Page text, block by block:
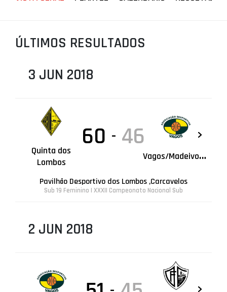
LIGA BETCLIC MASCULINA
ÚLTIMOS RESULTADOS
3 JUN 2018
Quinta dos
Lombos
60 - 46
V
agos/Madeivougastore
Pavilhão Desportivo dos Lombos ,Carcavelos
Sub 19 Feminino | XXXII Campeonato Nacional Sub
2 JUN 2018